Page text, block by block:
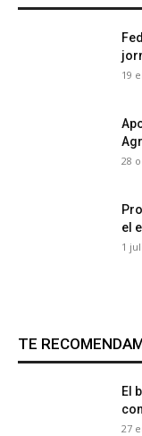
19
28
el
1
TE
El
27